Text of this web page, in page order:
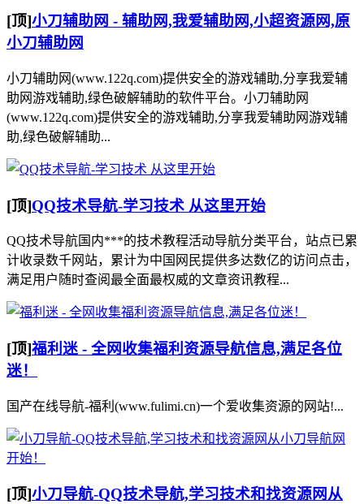
[顶]小刀辅助网 - 辅助网,我爱辅助网,小超资源网,原
小刀辅助网
小刀辅助网(www.122q.com)提供安全的游戏辅助,分享我爱辅
助网游戏辅助,绿色破解辅助的软件平台。小刀辅助网
(www.122q.com)提供安全的游戏辅助,分享我爱辅助网游戏辅
助,绿色破解辅助...
[顶]QQ技术导航-学习技术 从这里开始
QQ技术导航国内***的技术教程活动导航分类平台，站点已累
计收录数千网站，累计为中国网民提供多达数亿的访问点击，
满足用户随时查阅最全面最权威的文章资讯教程...
[顶]福利迷 - 全网收集福利资源导航信息,满足各位
迷！
国产在线导航-福利(www.fulimi.cn)一个爱收集资源的网站!...
[顶]小刀导航-QQ技术导航,学习技术和找资源网从